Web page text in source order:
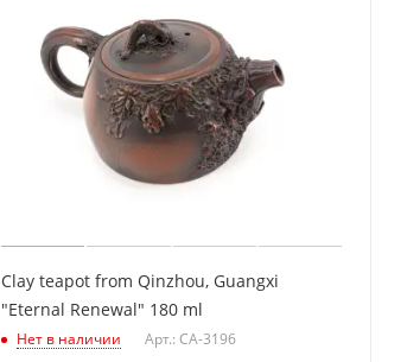
Clay teapot from Qinzhou, Guangxi
"Eternal Renewal" 180 ml
Нет в наличии Арт.: CA-3196